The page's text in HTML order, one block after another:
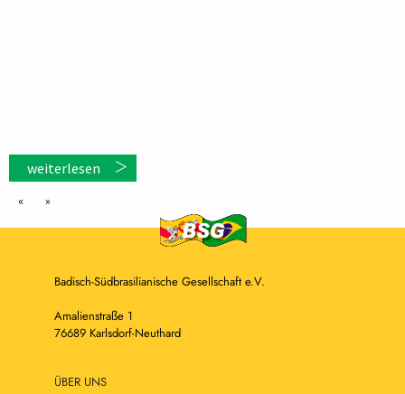
weiterlesen
« »
Badisch-Südbrasilianische Gesellschaft e.V.
Amalienstraße 1
76689 Karlsdorf-Neuthard
ÜBER UNS